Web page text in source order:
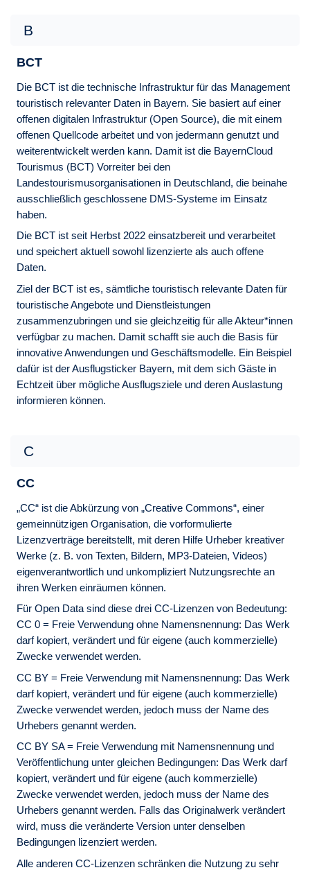
B
BCT
Die BCT ist die technische Infrastruktur für das Management
touristisch relevanter Daten in Bayern. Sie basiert auf einer
offenen digitalen Infrastruktur (Open Source), die mit einem
offenen Quellcode arbeitet und von jedermann genutzt und
weiterentwickelt werden kann. Damit ist die BayernCloud
Tourismus (BCT) Vorreiter bei den
Landestourismusorganisationen in Deutschland, die beinahe
ausschließlich geschlossene DMS-Systeme im Einsatz
haben.
Die BCT ist seit Herbst 2022 einsatzbereit und verarbeitet
und speichert aktuell sowohl lizenzierte als auch offene
Daten.
Ziel der BCT ist es, sämtliche touristisch relevante Daten für
touristische Angebote und Dienstleistungen
zusammenzubringen und sie gleichzeitig für alle Akteur*innen
verfügbar zu machen. Damit schafft sie auch die Basis für
innovative Anwendungen und Geschäftsmodelle. Ein Beispiel
dafür ist der Ausflugsticker Bayern, mit dem sich Gäste in
Echtzeit über mögliche Ausflugsziele und deren Auslastung
informieren können.
C
CC
„CC“ ist die Abkürzung von „Creative Commons“, einer
gemeinnützigen Organisation, die vorformulierte
Lizenzverträge bereitstellt, mit deren Hilfe Urheber kreativer
Werke (z. B. von Texten, Bildern, MP3-Dateien, Videos)
eigenverantwortlich und unkompliziert Nutzungsrechte an
ihren Werken einräumen können.
Für Open Data sind diese drei CC-Lizenzen von Bedeutung:
CC 0 = Freie Verwendung ohne Namensnennung: Das Werk
darf kopiert, verändert und für eigene (auch kommerzielle)
Zwecke verwendet werden.
CC BY = Freie Verwendung mit Namensnennung: Das Werk
darf kopiert, verändert und für eigene (auch kommerzielle)
Zwecke verwendet werden, jedoch muss der Name des
Urhebers genannt werden.
CC BY SA = Freie Verwendung mit Namensnennung und
Veröffentlichung unter gleichen Bedingungen: Das Werk darf
kopiert, verändert und für eigene (auch kommerzielle)
Zwecke verwendet werden, jedoch muss der Name des
Urhebers genannt werden. Falls das Originalwerk verändert
wird, muss die veränderte Version unter denselben
Bedingungen lizenziert werden.
Alle anderen CC-Lizenzen schränken die Nutzung zu sehr